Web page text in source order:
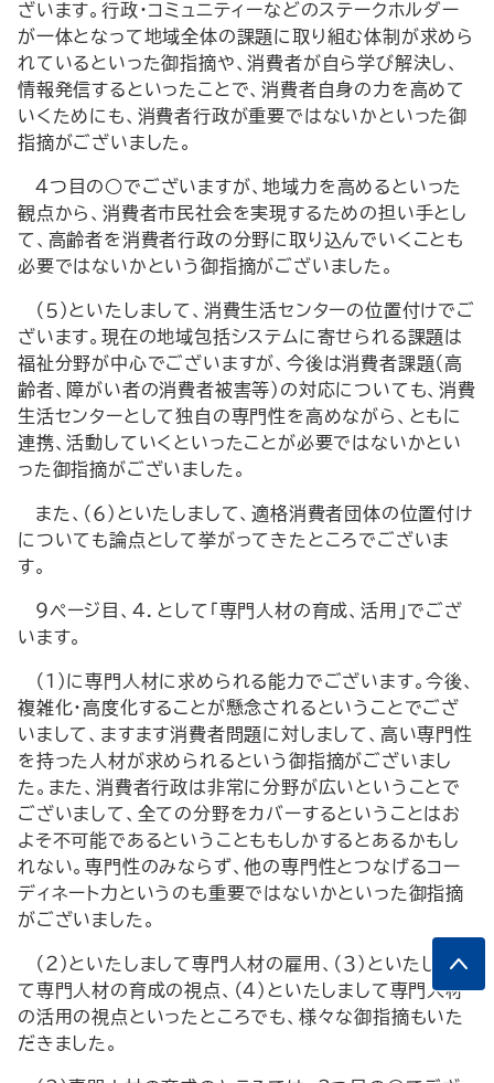
ざいます。行政・コミュニティーなどのステークホルダー
が一体となって地域全体の課題に取り組む体制が求めら
れているといった御指摘や、消費者が自ら学び解決し、
情報発信するといったことで、消費者自身の力を高めて
いくためにも、消費者行政が重要ではないかといった御
指摘がございました。
４つ目の○でございますが、地域力を高めるといった
観点から、消費者市民社会を実現するための担い手とし
て、高齢者を消費者行政の分野に取り込んでいくことも
必要ではないかという御指摘がございました。
（５）といたしまして、消費生活センターの位置付けでご
ざいます。現在の地域包括システムに寄せられる課題は
福祉分野が中心でございますが、今後は消費者課題（高
齢者、障がい者の消費者被害等）の対応についても、消費
生活センターとして独自の専門性を高めながら、ともに
連携、活動していくといったことが必要ではないかとい
った御指摘がございました。
また、（６）といたしまして、適格消費者団体の位置付け
についても論点として挙がってきたところでございま
す。
９ページ目、４．として「専門人材の育成、活用」でござ
います。
（１）に専門人材に求められる能力でございます。今後、
複雑化・高度化することが懸念されるということでござ
いまして、ますます消費者問題に対しまして、高い専門性
を持った人材が求められるという御指摘がございまし
た。また、消費者行政は非常に分野が広いということで
ございまして、全ての分野をカバーするということはお
よそ不可能であるということももしかするとあるかもし
れない。専門性のみならず、他の専門性とつなげるコー
ディネート力というのも重要ではないかといった御指摘
がございました。
（２）といたしまして専門人材の雇用、（３）といたしまし
て専門人材の育成の視点、（４）といたしまして専門人材
の活用の視点といったところでも、様々な御指摘もいた
だきました。